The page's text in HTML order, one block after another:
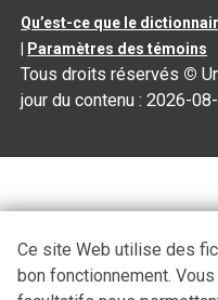
Qu’est-ce que le
Paramètres des témoins
Tous droits réservés ©
jour du contenu :2026-
Ce site Web utilise des
bon fonctionnement.